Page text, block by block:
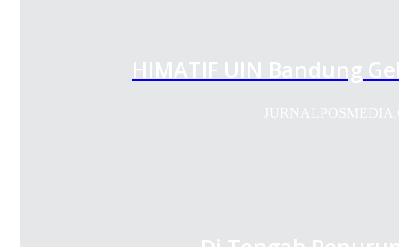
HIMATIF UIN Bandung